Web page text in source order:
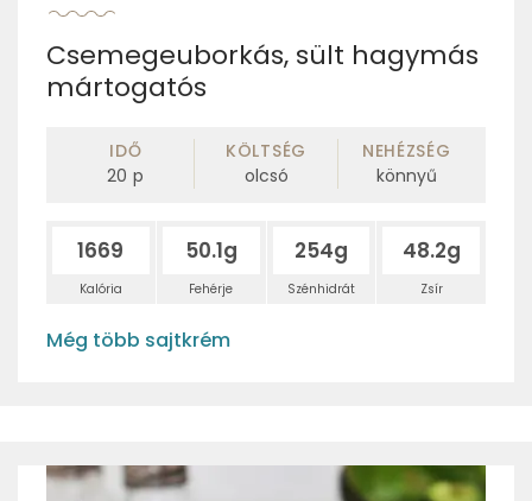
Csemegeuborkás, sült hagymás
mártogatós
IDŐ
20 p
KÖLTSÉG
olcsó
NEHÉZSÉG
könnyű
1669
Kalória
50.1g
Fehérje
254g
Szénhidrát
48.2g
Zsír
Még több sajtkrém